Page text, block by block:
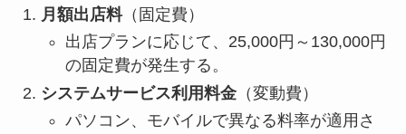
月額出店料（固定費）
出店プランに応じて、25,000円～130,000円
の固定費が発生する。
システムサービス利用料金（変動費）
パソコン、モバイルで異なる料率が適用さ